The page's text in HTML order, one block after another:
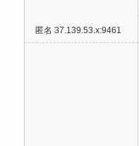
匿名 37.139.53.x:9461